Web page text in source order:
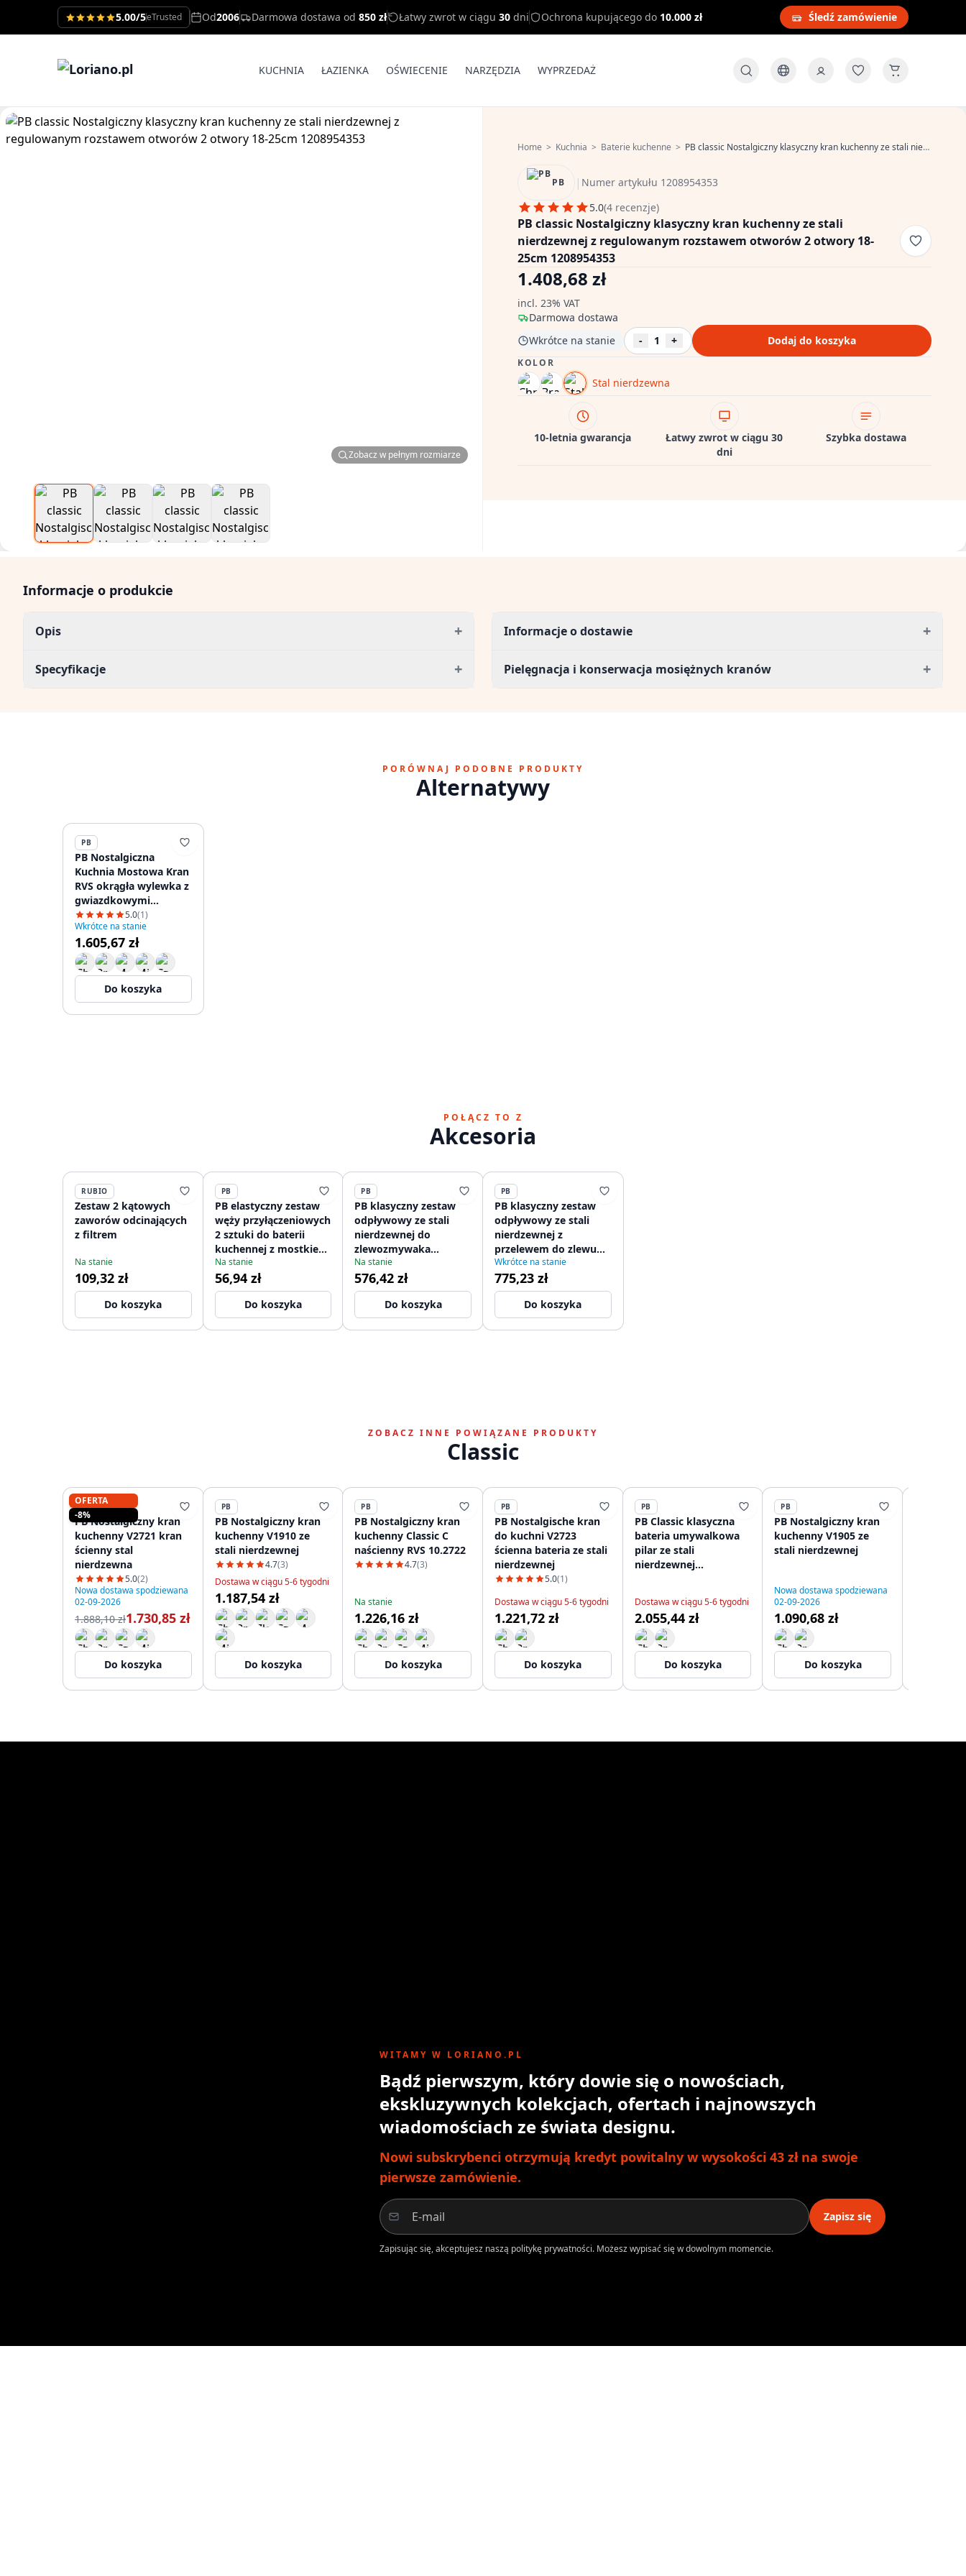
5.00/5eTrusted Od2006 Darmowa dostawa od 850 zł Łatwy zwrot w ciągu 30 dni Ochrona kupującego do 10.000 zł Śledź zamówienie
KUCHNIA ŁAZIENKA OŚWIECENIE NARZĘDZIA WYPRZEDAŻ
Zobacz w pełnym rozmiarze
Home > Kuchnia > Baterie kuchenne > PB classic Nostalgiczny klasyczny kran kuchenny ze stali nierdzewnej z regulowanym rozstawem otworów 2 otwory 18-25cm 1208954353
PB | Numer artykułu 1208954353
5.0(4 recenzje)
PB classic Nostalgiczny klasyczny kran kuchenny ze stali
nierdzewnej z regulowanym rozstawem otworów 2 otwory 18-
25cm 1208954353
1.408,68 zł
incl. 23% VAT
Darmowa dostawa
Wkrótce na stanie
- 1 + Dodaj do koszyka
KOLOR
Stal nierdzewna
10-letnia gwarancja
Łatwy zwrot w ciągu 30
dni
Szybka dostawa
Informacje o produkcie
Opis +
Specyfikacje +
Informacje o dostawie +
Pielęgnacja i konserwacja mosiężnych kranów +
PORÓWNAJ PODOBNE PRODUKTY
Alternatywy
PB
PB Nostalgiczna
Kuchnia Mostowa Kran
RVS okrągła wylewka z
gwiazdkowymi
uchwytami
PBN.RVS.R.ST
5.0(1)
Wkrótce na stanie
1.605,67 zł
Do koszyka
POŁĄCZ TO Z
Akcesoria
RUBIO
Zestaw 2 kątowych
zaworów odcinających
z filtrem
Na stanie
109,32 zł
Do koszyka
PB
PB elastyczny zestaw
węży przyłączeniowych
2 sztuki do baterii
kuchennej z mostkiem,
długość 50 cm, z 2 x
wewnętrzny gwint 1/2
+ 3/8 1208953845
Na stanie
56,94 zł
Do koszyka
PB
PB klasyczny zestaw
odpływowy ze stali
nierdzewnej do
zlewozmywaka
kuchennego z
zamykanym sitkiem
1208956476
Na stanie
576,42 zł
Do koszyka
PB
PB klasyczny zestaw
odpływowy ze stali
nierdzewnej z
przelewem do zlewu
kuchennego i
zamykanym korkiem
sitowym 1208956477
Wkrótce na stanie
775,23 zł
Do koszyka
ZOBACZ INNE POWIĄZANE PRODUKTY
Classic
OFERTA
-8%
PB
PB Nostalgiczny kran
kuchenny V2721 kran
ścienny stal
nierdzewna
5.0(2)
Nowa dostawa spodziewana
02-09-2026
1.888,10 zł1.730,85 zł
Do koszyka
PB
PB Nostalgiczny kran
kuchenny V1910 ze
stali nierdzewnej
4.7(3)
Dostawa w ciągu 5-6 tygodni
1.187,54 zł
Do koszyka
PB
PB Nostalgiczny kran
kuchenny Classic C
naścienny RVS 10.2722
4.7(3)
Na stanie
1.226,16 zł
Do koszyka
PB
PB Nostalgische kran
do kuchni V2723
ścienna bateria ze stali
nierdzewnej
5.0(1)
Dostawa w ciągu 5-6 tygodni
1.221,72 zł
Do koszyka
PB
PB Classic klasyczna
bateria umywalkowa
pilar ze stali
nierdzewnej
Dostawa w ciągu 5-6 tygodni
2.055,44 zł
Do koszyka
PB
PB Nostalgiczny kran
kuchenny V1905 ze
stali nierdzewnej
Nowa dostawa spodziewana
02-09-2026
1.090,68 zł
Do koszyka
WITAMY W LORIANO.PL
Bądź pierwszym, który dowie się o nowościach,
ekskluzywnych kolekcjach, ofertach i najnowszych
wiadomościach ze świata designu.
Nowi subskrybenci otrzymują kredyt powitalny w wysokości 43 zł na swoje
pierwsze zamówienie.
Zapisz się
Zapisując się, akceptujesz naszą politykę prywatności. Możesz wypisać się w dowolnym momencie.